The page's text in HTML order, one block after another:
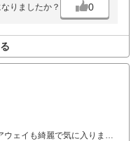
りましたか？ 0
ウェイも綺麗で気に入りまし